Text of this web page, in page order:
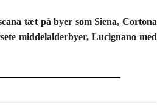
tæt på byer som Siena, Cortona
middelalderbyer, Lucignano med
og en have med mange træer
eller sidde og grille de lune